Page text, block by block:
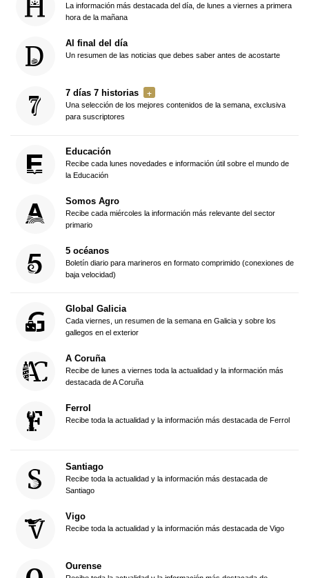
La información más destacada del día, de lunes a viernes a primera
hora de la mañana
Al final del día
Un resumen de las noticias que debes saber antes de acostarte
7 días 7 historias
Una selección de los mejores contenidos de la semana, exclusiva
para suscriptores
Educación
Recibe cada lunes novedades e información útil sobre el mundo de
la Educación
Somos Agro
Recibe cada miércoles la información más relevante del sector
primario
5 océanos
Boletín diario para marineros en formato comprimido (conexiones de
baja velocidad)
Global Galicia
Cada viernes, un resumen de la semana en Galicia y sobre los
gallegos en el exterior
A Coruña
Recibe de lunes a viernes toda la actualidad y la información más
destacada de A Coruña
Ferrol
Recibe toda la actualidad y la información más destacada de Ferrol
Santiago
Recibe toda la actualidad y la información más destacada de
Santiago
Vigo
Recibe toda la actualidad y la información más destacada de Vigo
Ourense